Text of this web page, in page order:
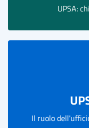
UPSA:
Il ruolo